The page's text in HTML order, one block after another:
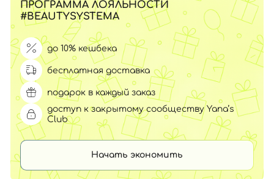
ПРОГРАММА ЛОЯЛЬНОСТИ
#BEAUTYSYSTEMA
до 10% кешбека
бесплатная доставка
подарок в каждый заказ
доступ к закрытому сообществу Yana’s
Club
Начать экономить